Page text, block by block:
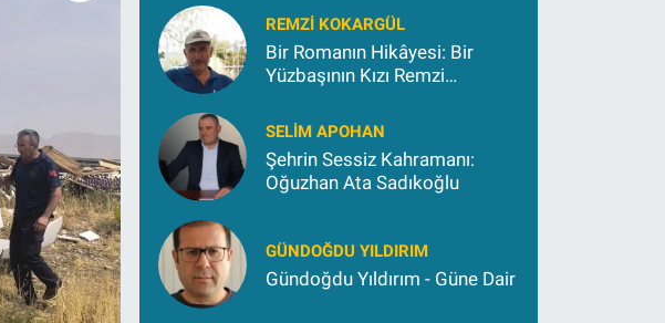
REMZI KOKARGÜL
Bir Romanın Hikâyesi: Bir
Yüzbaşının Kızı Remzi
SELIM APOHAN
Şehrin Sessiz Kahramanı:
Oğuzhan Ata Sadıkoğlu
GÜNDOĞDU YILDIRIM
Gündoğdu Yıldırım - Güne Dair